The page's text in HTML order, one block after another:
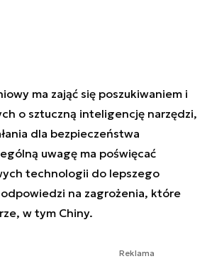
ma zająć się poszukiwaniem i
o sztuczną inteligencję narzędzi,
dla bezpieczeństwa
uwagę ma poświęcać
technologii do lepszego
na zagrożenia, które
w tym Chiny.
Reklama